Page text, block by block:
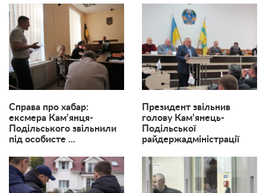
Справа про хабар:
ексмера Кам’янця-
Подільського звільнили
під особисте ...
Президент звільнив
голову Кам’янець-
Подільської
райдержадміністрації